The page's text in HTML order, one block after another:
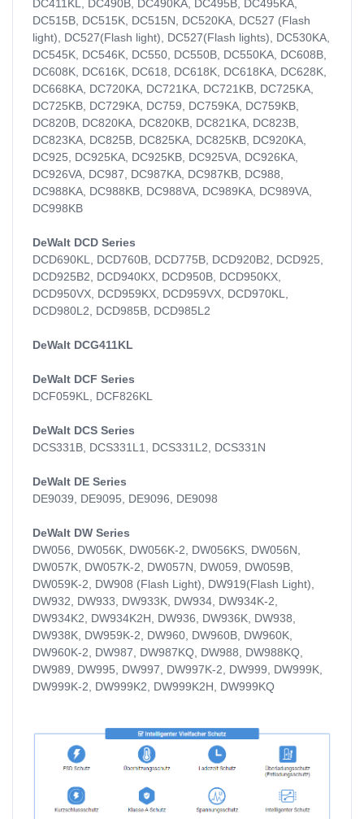
DC411KL, DC490B, DC490KA, DC495B, DC495KA,
DC515B, DC515K, DC515N, DC520KA, DC527 (Flash
light), DC527(Flash light), DC527(Flash lights), DC530KA,
DC545K, DC546K, DC550, DC550B, DC550KA, DC608B,
DC608K, DC616K, DC618, DC618K, DC618KA, DC628K,
DC668KA, DC720KA, DC721KA, DC721KB, DC725KA,
DC725KB, DC729KA, DC759, DC759KA, DC759KB,
DC820B, DC820KA, DC820KB, DC821KA, DC823B,
DC823KA, DC825B, DC825KA, DC825KB, DC920KA,
DC925, DC925KA, DC925KB, DC925VA, DC926KA,
DC926VA, DC987, DC987KA, DC987KB, DC988,
DC988KA, DC988KB, DC988VA, DC989KA, DC989VA,
DC998KB
DeWalt DCD Series
DCD690KL, DCD760B, DCD775B, DCD920B2, DCD925,
DCD925B2, DCD940KX, DCD950B, DCD950KX,
DCD950VX, DCD959KX, DCD959VX, DCD970KL,
DCD980L2, DCD985B, DCD985L2
DeWalt DCG411KL
DeWalt DCF Series
DCF059KL, DCF826KL
DeWalt DCS Series
DCS331B, DCS331L1, DCS331L2, DCS331N
DeWalt DE Series
DE9039, DE9095, DE9096, DE9098
DeWalt DW Series
DW056, DW056K, DW056K-2, DW056KS, DW056N,
DW057K, DW057K-2, DW057N, DW059, DW059B,
DW059K-2, DW908 (Flash Light), DW919(Flash Light),
DW932, DW933, DW933K, DW934, DW934K-2,
DW934K2, DW934K2H, DW936, DW936K, DW938,
DW938K, DW959K-2, DW960, DW960B, DW960K,
DW960K-2, DW987, DW987KQ, DW988, DW988KQ,
DW989, DW995, DW997, DW997K-2, DW999, DW999K,
DW999K-2, DW999K2, DW999K2H, DW999KQ